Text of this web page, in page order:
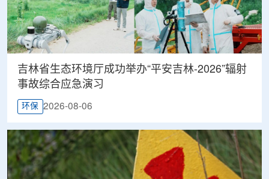
吉林省生态环境厅成功举办“平安吉林-2026”辐射
事故综合应急演习
环保 2026-08-06